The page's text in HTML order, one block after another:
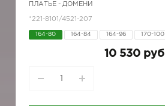
ПЛАТЬЕ - ДОМЕНИ
*221-8101/4521-207
164-80 164-84 164-96 170-100
10 530 руб